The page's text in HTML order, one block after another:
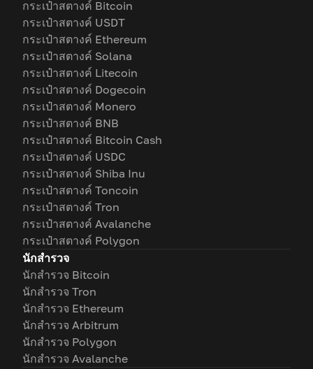
กระเป๋าสตางค์ Bitcoin
กระเป๋าสตางค์ USDT
กระเป๋าสตางค์ Ethereum
กระเป๋าสตางค์ Solana
กระเป๋าสตางค์ Litecoin
กระเป๋าสตางค์ Dogecoin
กระเป๋าสตางค์ Monero
กระเป๋าสตางค์ BNB
กระเป๋าสตางค์ Bitcoin Cash
กระเป๋าสตางค์ USDC
กระเป๋าสตางค์ Shiba Inu
กระเป๋าสตางค์ Toncoin
กระเป๋าสตางค์ Tron
กระเป๋าสตางค์ Avalanche
กระเป๋าสตางค์ Polygon
นักสำรวจ
นักสำรวจ Bitcoin
นักสำรวจ Tron
นักสำรวจ Ethereum
นักสำรวจ Arbitrum
นักสำรวจ Polygon
นักสำรวจ Avalanche